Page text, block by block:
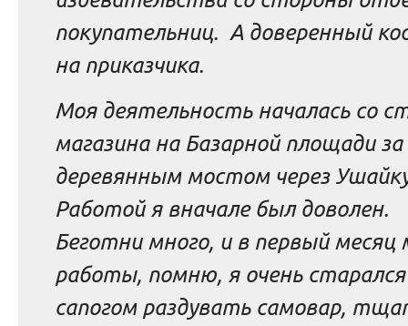
покупательниц. А доверенный
на приказчика.
Моя деятельность началась со
магазина на Базарной площади за
деревянным мостом через
Работой я вначале был доволен.
Беготни много, и в первый месяц
работы, помню, я очень старался
сапогом раздувать самовар,